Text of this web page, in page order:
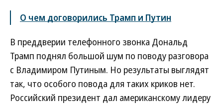
О чем договорились Трамп и Путин
В преддверии телефонного звонка Дональд
Трамп поднял большой шум по поводу разговора
с Владимиром Путиным. Но результаты выглядят
так, что особого повода для таких криков нет.
Российский президент дал американскому лидеру